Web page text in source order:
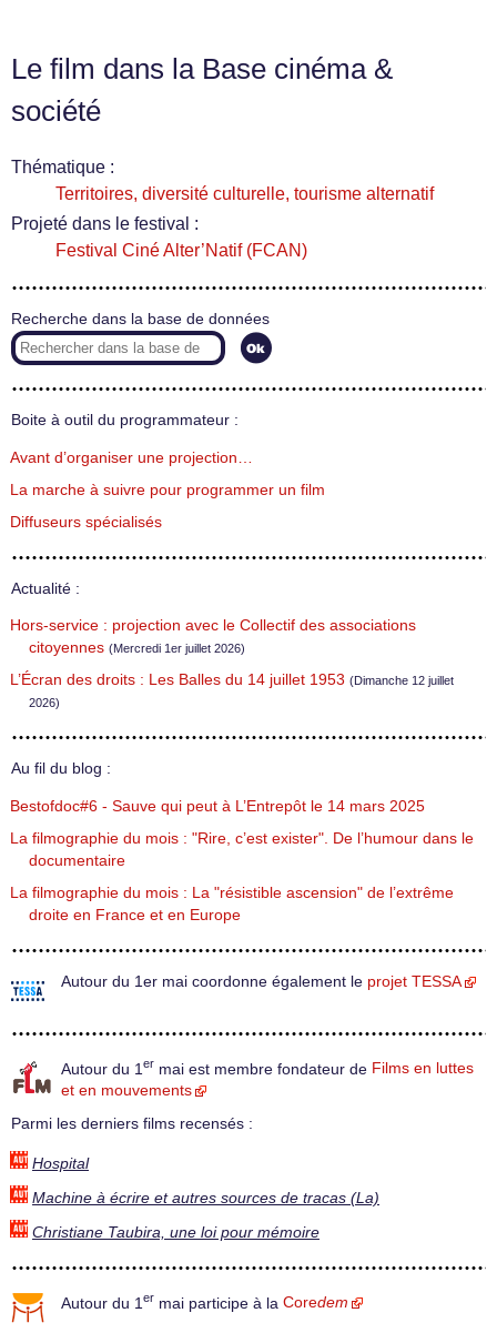
Le film dans la Base cinéma &
société
Thématique :
Territoires, diversité culturelle, tourisme alternatif
Projeté dans le festival :
Festival Ciné Alter’Natif (FCAN)
Recherche dans la base de données
Boite à outil du programmateur :
Avant d’organiser une projection…
La marche à suivre pour programmer un film
Diffuseurs spécialisés
Actualité :
Hors-service : projection avec le Collectif des associations
citoyennes (Mercredi 1er juillet 2026)
L’Écran des droits : Les Balles du 14 juillet 1953 (Dimanche 12 juillet
2026)
Au fil du blog :
Bestofdoc#6 - Sauve qui peut à L’Entrepôt le 14 mars 2025
La filmographie du mois : "Rire, c’est exister". De l’humour dans le
documentaire
La filmographie du mois : La "résistible ascension" de l’extrême
droite en France et en Europe
Autour du 1er mai coordonne également le projet TESSA
Autour du 1 er mai est membre fondateur de Films en luttes
et en mouvements
Parmi les derniers films recensés :
Hospital
Machine à écrire et autres sources de tracas (La)
Christiane Taubira, une loi pour mémoire
Autour du 1 er mai participe à la Coredem